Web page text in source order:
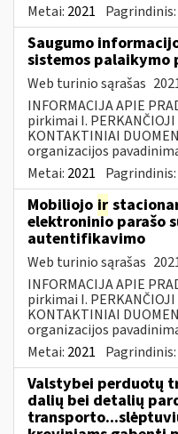
Metai: 2021 Pagrindinis:
Saugumo
sistemos palaikymo
Web turinio sąrašas
INFORMACIJA APIE
pirkimai I. PERKANČIOJI
KONTAKTINIAI
organizacijos
Metai: 2021 Pagrindinis:
Mobiliojo ir
elektroninio parašo
autentifikavimo
Web turinio sąrašas
INFORMACIJA APIE
pirkimai I. PERKANČIOJI
KONTAKTINIAI
organizacijos
Metai: 2021 Pagrindinis:
Valstybei perduotų
dalių bei detalių